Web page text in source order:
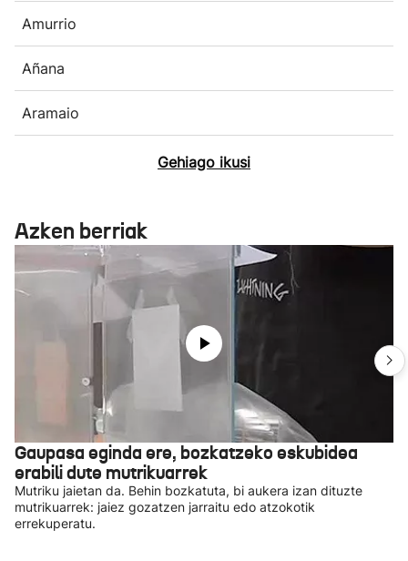
Amurrio
Añana
Aramaio
Gehiago ikusi
Azken berriak
Gaupasa eginda ere, bozkatzeko eskubidea
erabili dute mutrikuarrek
Mutriku jaietan da. Behin bozkatuta, bi aukera izan dituzte
mutrikuarrek: jaiez gozatzen jarraitu edo atzokotik
errekuperatu.